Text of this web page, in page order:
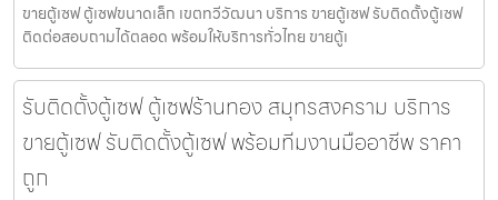
ขายตู้เซฟ ตู้เซฟขนาดเล็ก เขตทวีวัฒนา บริการ ขายตู้เซฟ รับติดตั้งตู้เซฟ
ติดต่อสอบถามได้ตลอด พร้อมให้บริการทั่วไทย ขายตู้เ
รับติดตั้งตู้เซฟ ตู้เซฟร้านทอง สมุทรสงคราม บริการ
ขายตู้เซฟ รับติดตั้งตู้เซฟ พร้อมทีมงานมืออาชีพ ราคา
ถูก